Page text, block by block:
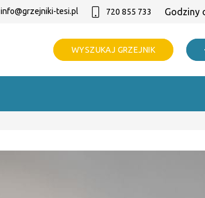
info@grzejniki-tesi.pl 720 855 733 Godziny
WYSZUKAJ GRZEJNIK